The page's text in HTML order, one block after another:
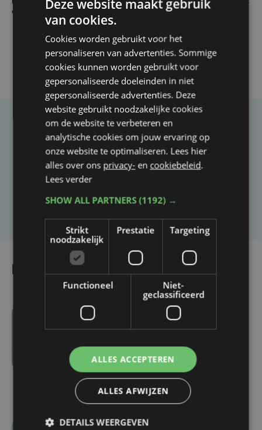
"Blij dat we niet hebben moeten stoppen"
Taalfout opgemerkt?
Heb je een taal- of schrijffout opgemerkt in dit
artikel?
Laat het ons weten
Lees ook
zorgen voor pak meer
zwerfvuil op strand van
Oostende
Deze website maakt gebruik
van cookies.
Cookies worden gebruikt voor het
personaliseren van advertenties. Sommige
cookies kunnen worden gebruikt voor
gepersonaliseerde doeleinden in niet
gepersonaliseerde advertenties. Deze
website gebruikt noodzakelijke cookies
om de website te verbeteren en
analytische cookies om jouw ervaring op
onze website te optimaliseren. Lees hier
alles over ons privacy- en cookiebeleid.
Lees verder
SHOW ALL PARTNERS(1192) →
Strikt
noodzakelijk
Prestatie Targeting
Functioneel
Niet-
geclassificeerd
ALLES ACCEPTEREN
ALLES AFWIJZEN
DETAILS WEERGEVEN